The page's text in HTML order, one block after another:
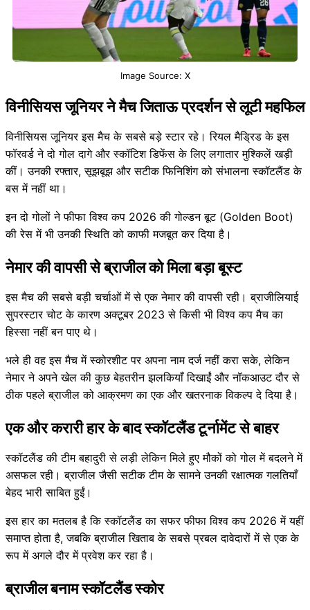
Image Source: X
विनीसियस जूनियर ने मैच जिताऊ प्रदर्शन से लूटी महफिल
विनीसियस जूनियर इस मैच के सबसे बड़े स्टार रहे। रियल मैड्रिड के इस
फॉरवर्ड ने दो गोल दागे और स्कॉटिश डिफेंस के लिए लगातार मुश्किलें खड़ी
कीं। उनकी रफ्तार, सूझबूझ और सटीक फिनिशिंग को संभालना स्कॉटलैंड के
बस में नहीं था।
इन दो गोलों ने फीफा विश्व कप 2026 की गोल्डन बूट (Golden Boot)
की रेस में भी उनकी स्थिति को काफी मजबूत कर दिया है।
नेमार की वापसी से ब्राजील को मिला बड़ा बूस्ट
इस मैच की सबसे बड़ी चर्चाओं में से एक नेमार की वापसी रही। ब्राजीलियाई
सुपरस्टार चोट के कारण अक्टूबर 2023 से किसी भी विश्व कप मैच का
हिस्सा नहीं बन पाए थे।
भले ही वह इस मैच में स्कोरशीट पर अपना नाम दर्ज नहीं करा सके, लेकिन
नेमार ने अपने खेल की कुछ बेहतरीन झलकियाँ दिखाईं और नॉकआउट दौर से
ठीक पहले ब्राजील को आक्रमण का एक और खतरनाक विकल्प दे दिया है।
एक और करारी हार के बाद स्कॉटलैंड टूर्नामेंट से बाहर
स्कॉटलैंड की टीम बहादुरी से लड़ी लेकिन मिले हुए मौकों को गोल में बदलने में
असफल रही। ब्राजील जैसी सटीक टीम के सामने उनकी रक्षात्मक गलतियाँ
बेहद भारी साबित हुईं।
इस हार का मतलब है कि स्कॉटलैंड का सफर फीफा विश्व कप 2026 में यहीं
समाप्त होता है, जबकि ब्राजील खिताब के सबसे प्रबल दावेदारों में से एक के
रूप में अगले दौर में प्रवेश कर रहा है।
ब्राजील बनाम स्कॉटलैंड स्कोर